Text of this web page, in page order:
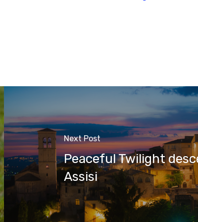
Next Post
Peaceful Twilight
Assisi